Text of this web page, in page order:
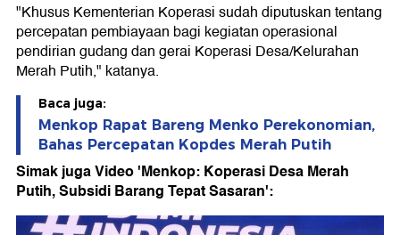
"Khusus Kementerian Koperasi sudah diputuskan tentang
percepatan pembiayaan bagi kegiatan operasional
pendirian gudang dan gerai Koperasi Desa/Kelurahan
Merah Putih," katanya.
Baca juga:
Menkop Rapat Bareng Menko Perekonomian,
Bahas Percepatan Kopdes Merah Putih
Simak juga Video 'Menkop: Koperasi Desa Merah
Putih, Subsidi Barang Tepat Sasaran':